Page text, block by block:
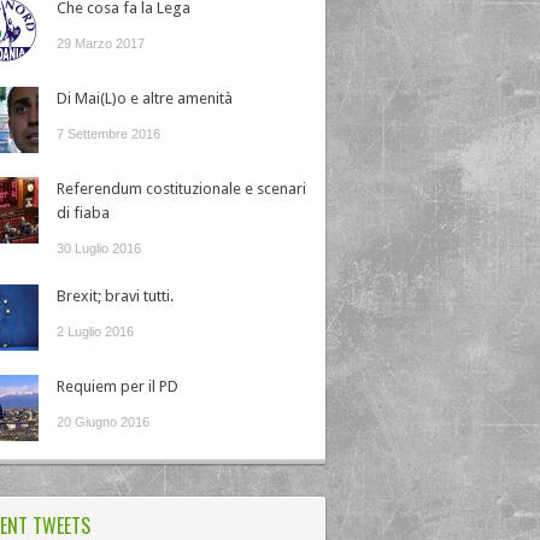
Che cosa fa la Lega
29 Marzo 2017
Di Mai(L)o e altre amenità
7 Settembre 2016
Referendum costituzionale e scenari
di fiaba
30 Luglio 2016
Brexit; bravi tutti.
2 Luglio 2016
Requiem per il PD
20 Giugno 2016
TWEETS